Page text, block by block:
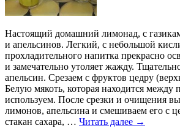
Настоящий домашний лимонад, с
и апельсинов. Легкий, с небольшой
прохладительного напитка прекрасно
и замечательно утоляет жажду.
апельсин. Срезаем с фруктов цедру
Белую мякоть, которая находится между
используем. После срезки и очищения
лимонов, апельсина и смешиваем его с
стакан сахара, … Читать далее →